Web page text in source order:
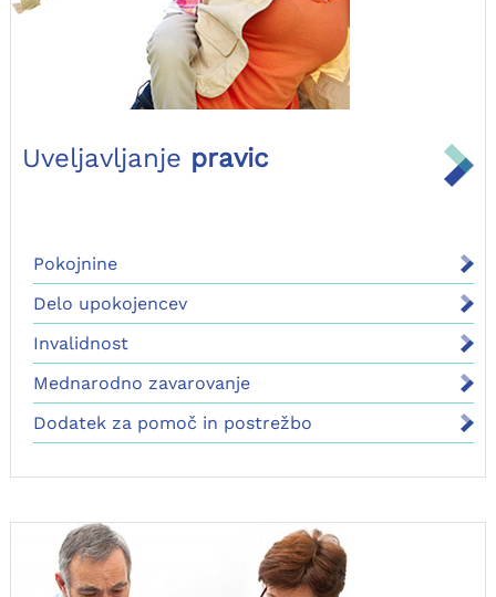
Uveljavljanje pravic
Pokojnine
Delo upokojencev
Invalidnost
Mednarodno zavarovanje
Dodatek za pomoč in postrežbo